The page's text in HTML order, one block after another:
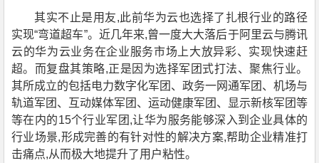
其实不止是用友,此前华为云也选择了扎根行业的路径
实现“弯道超车”。近几年来,曾一度大大落后于阿里云与腾讯
云的华为云业务在企业服务市场上大放异彩、实现快速赶
超。而复盘其策略,正是因为选择军团式打法、聚焦行业。
其所成立的包括电力数字化军团、政务一网通军团、机场与
轨道军团、互动媒体军团、运动健康军团、显示新核军团等
等在内的15个行业军团,让华为服务能够深入到企业具体的
行业场景,形成完善的有针对性的解决方案,帮助企业精准打
击痛点,从而极大地提升了用户粘性。